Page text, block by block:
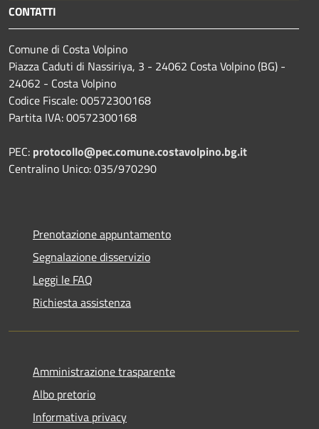
CONTATTI
Comune di Costa Volpino
Piazza Caduti di Nassiriya, 3 - 24062 Costa Volpino (BG) -
24062 - Costa Volpino
Codice Fiscale: 00572300168
Partita IVA: 00572300168
PEC: protocollo@pec.comune.costavolpino.bg.it
Centralino Unico: 035/970290
Prenotazione appuntamento
Segnalazione disservizio
Leggi le FAQ
Richiesta assistenza
Amministrazione trasparente
Albo pretorio
Informativa privacy